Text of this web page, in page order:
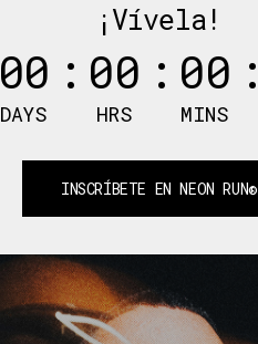
¡Vívela!
00
DAYS
: 00
HRS
: 00
MINS
:
INSCRÍBETE EN NEON RUN®